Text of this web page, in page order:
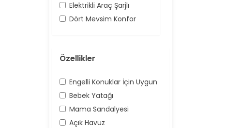
Elektrikli Araç Şarjlı
Dört Mevsim Konfor
Özellikler
Engelli Konuklar İçin Uygun
Bebek Yatağı
Mama Sandalyesi
Açık Havuz